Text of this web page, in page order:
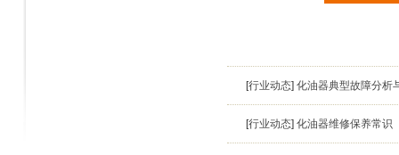
[行业动态] 化油器典型故障分析
[行业动态] 化油器维修保养常识